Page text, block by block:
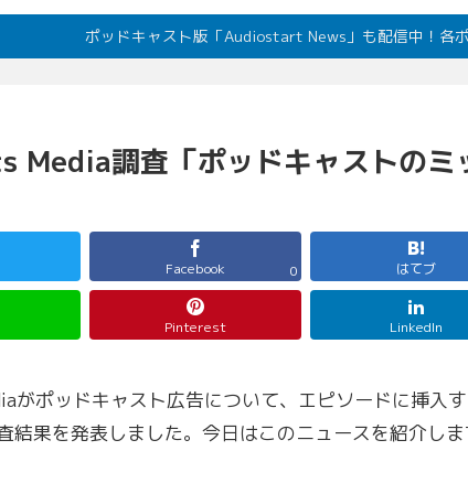
ポッドキャスト版「Audiostart News」も配信中！各
Media調査「ポッドキャストのミ
Facebook 0 はてブ
Pinterest LinkedIn
がポッドキャスト広告について、エピソードに挿入
結果を発表しました。今日はこのニュースを紹介しま